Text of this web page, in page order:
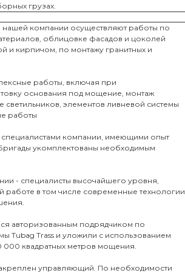
грузах.
нашей компании осуществляют работы по
облицовке фасадов и цоколей
и кирпичом, по монтажу гранитных и
работы, включая при
основания под мощение, монтаж
светильников, элементов ливневой системы
работы
специалистами компании, имеющими опыт
укомплектованы необходимым
- специалисты высочайшего уровня,
работе в том числе современные технологии
авторизованным подрядчиком по
Tubag Trass и уложили с использованием
000 квадратных метров мощения.
управляющий. По необходимости
ПОМОЩЬ
Навесы,
Фасадные